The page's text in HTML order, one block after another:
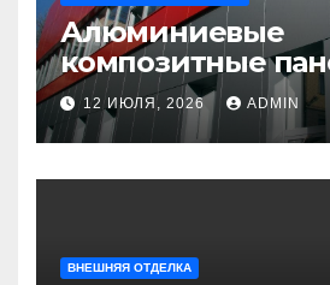
Алюминиевые
композитные
универсальное
для современного
строительства и
12 ИЮЛЯ, 2026 ADMIN
ВНЕШНЯЯ ОТДЕЛКА